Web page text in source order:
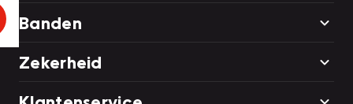
Banden
Zekerheid